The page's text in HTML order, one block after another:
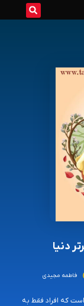
فاطمه مجیدی
که افراد فقط به